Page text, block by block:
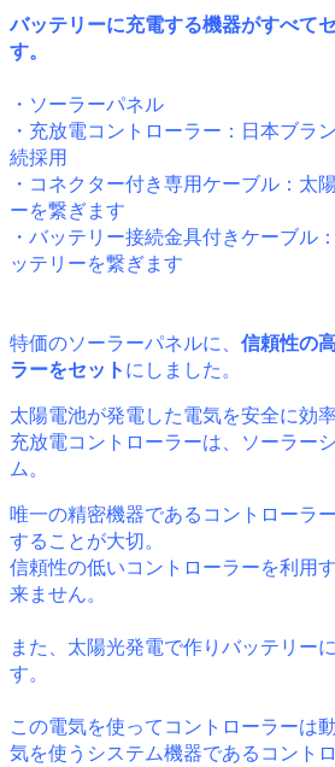
バッテリーに充電する機器がすべて
す。
・ソーラーパネル
・充放電コントローラー：日本ブラ
続採用
・コネクター付き専用ケーブル：太
ーを繋ぎます
・バッテリー接続金具付きケーブル
ッテリーを繋ぎます
特価のソーラーパネルに、 信頼性の
ラーをセット にしました。
太陽電池が発電した電気を安全に効
充放電コントローラーは、ソーラー
ム。
唯一の精密機器であるコントローラ
することが大切。
信頼性の低いコントローラーを利用
来ません。
また、太陽光発電で作りバッテリー
す。
この電気を使ってコントローラーは
気を使うシステム機器であるコント